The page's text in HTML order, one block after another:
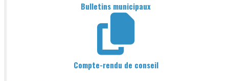
Bulletins municipaux
Compte-rendu de conseil